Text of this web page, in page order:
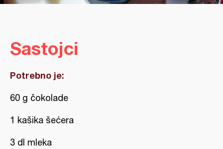
Sastojci
Potrebno je:
60 g čokolade
1 kašika šećera
3 dl mleka